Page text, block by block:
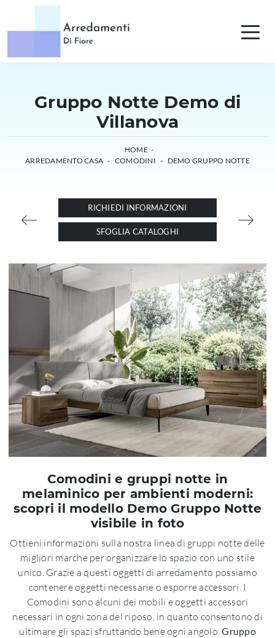
Gruppo Notte Demo di
Villanova
HOME -
ARREDAMENTO CASA - COMODINI - DEMO GRUPPO NOTTE
RICHIEDI INFORMAZIONI
SFOGLIA CATALOGHI
Comodini e gruppi notte in
melaminico per ambienti moderni:
scopri il modello Demo Gruppo Notte
visibile in foto
Ottieni informazioni sulla nostra linea di gruppi notte delle
migliori marche per organizzare lo spazio con uno stile
unico. Grazie a questi oggetti di arredamento possiamo
contenere oggetti necessarie o esporre accessori. I
Comodini sono alcuni dei mobili e oggetti accessori
necessari in ogni zona del riposo, in quanto consentono di
ultimare gli spazi sfruttando bene ogni angolo.Gruppo